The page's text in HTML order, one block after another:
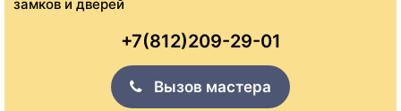
замков и дверей
+7(812)209-29-01
Вызов мастера